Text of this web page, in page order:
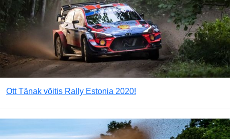
Ott Tänak võitis Rally Estonia 2020!